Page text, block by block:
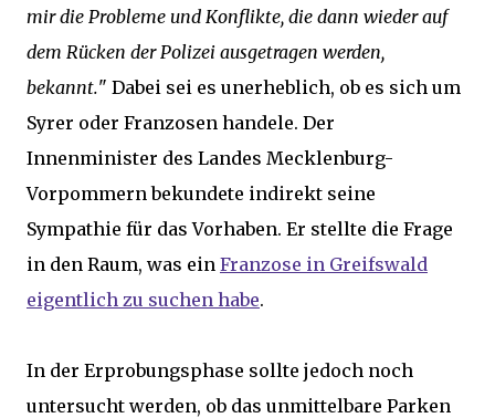
mir die Probleme und Konflikte, die dann wieder auf
dem Rücken der Polizei ausgetragen werden,
bekannt." Dabei sei es unerheblich, ob es sich um
Syrer oder Franzosen handele. Der
Innenminister des Landes Mecklenburg-
Vorpommern bekundete indirekt seine
Sympathie für das Vorhaben. Er stellte die Frage
in den Raum, was ein Franzose in Greifswald
eigentlich zu suchen habe.
In der Erprobungsphase sollte jedoch noch
untersucht werden, ob das unmittelbare Parken